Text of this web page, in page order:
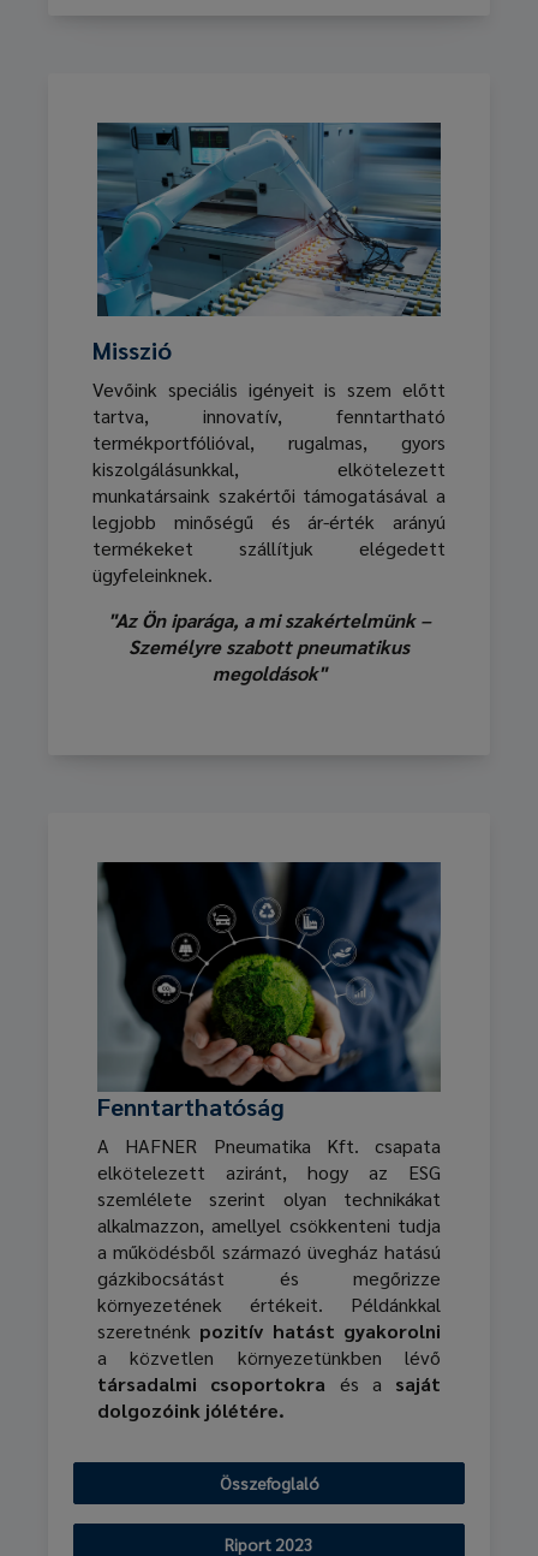
Misszió
Vevőink speciális igényeit is szem előtt
tartva, innovatív, fenntartható
termékportfólióval, rugalmas, gyors
kiszolgálásunkkal, elkötelezett
munkatársaink szakértői támogatásával a
legjobb minőségű és ár-érték arányú
termékeket szállítjuk elégedett
ügyfeleinknek.
"Az Ön iparága, a mi szakértelmünk –
Személyre szabott pneumatikus
megoldások"
Fenntarthatóság
A HAFNER Pneumatika Kft. csapata
elkötelezett aziránt, hogy az ESG
szemlélete szerint olyan technikákat
alkalmazzon, amellyel csökkenteni tudja
a működésből származó üvegház hatású
gázkibocsátást és megőrizze
környezetének értékeit. Példánkkal
szeretnénk pozitív hatást gyakorolni
a közvetlen környezetünkben lévő
társadalmi csoportokra és a saját
dolgozóink jólétére.
Összefoglaló
Riport 2023